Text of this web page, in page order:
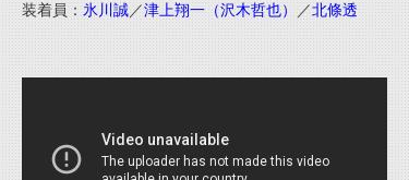
装着員： 氷川誠／津上翔一（沢木哲也） ／北條透